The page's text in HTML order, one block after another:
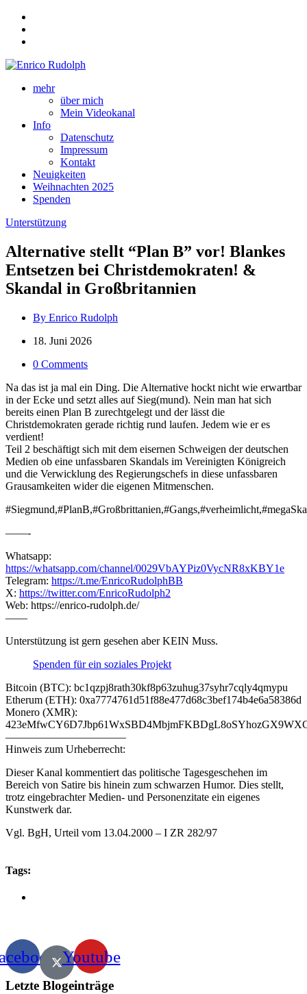
mehr
über mich
Mein Videokanal
Info
Datenschutz
Impressum
Kontakt
Neuigkeiten
Weihnachten 2025
Spenden
Unterstützung
Alternative stellt “Plan B” vor! Blankes
Entsetzen bei Christdemokraten! &
Skandal in Großbritannien
By Enrico Rudolph
18. Juni 2026
0 Comments
Na das ist ja mal ein Ding. Die Alternative hockt nicht wie erwartbar
in der Ecke und setzt alles auf Sieg(mund). Nein man hat sich
bereits einen Plan B zurechtgelegt und der lässt die
Christdemokraten gerade richtig rund laufen. Jedem wie er es
verdient!
Teil 2 beschäftigt sich mit dem eisernen Schweigen der deutschen
Medien ob eine unfassbaren Skandals im Vereinigten Königreich
und die Verwicklung des Regierungschefs in diese unfassbaren
Grausamkeiten wider die eigenen Mitmenschen.
——-
Whatsapp:
https://whatsapp.com/channel/0029VbAYPiz0VycNR8xKBY1e
Telegram: https://t.me/EnricoRudolphBB
X: https://twitter.com/EnricoRudolph2
Web: https://enrico-rudolph.de/
——
Unterstützung ist gern gesehen aber KEIN Muss.
Spenden für ein soziales Projekt
Bitcoin (BTC): bc1qzpj8rath30kf8p63zuhug37syhr7cqly4qmypu
Etherum (ETH): 0xa7774761d51f88e477d68c3bef174b4e6a58386d
Monero (XMR):
———————————
Hinweis zum Urheberrecht:
Dieser Kanal kommentiert das politische Tagesgeschehen im
Bereich von Satire bis hinein zum schwarzen Humor. Dies stellt,
trotz eingebrachter Medien- und Personenzitate ein eigenes
Kunstwerk dar.
Vgl. BgH, Urteil vom 13.04.2000 – I ZR 282/97
Tags:
Youtube
Letzte Blogeinträge